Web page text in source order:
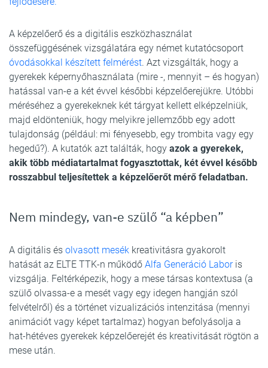
A képzelőerő és a digitális eszközhasználat
összefüggésének vizsgálatára egy német kutatócsoport
óvodásokkal készített felmérést. Azt vizsgálták, hogy a
gyerekek képernyőhasználata (mire -, mennyit – és hogyan)
hatással van-e a két évvel későbbi képzelőerejükre. Utóbbi
méréséhez a gyerekeknek két tárgyat kellett elképzelniük,
majd eldönteniük, hogy melyikre jellemzőbb egy adott
tulajdonság (például: mi fényesebb, egy trombita vagy egy
hegedű?). A kutatók azt találták, hogy azok a gyerekek,
akik több médiatartalmat fogyasztottak, két évvel később
rosszabbul teljesítettek a képzelőerőt mérő feladatban.
Nem mindegy, van-e szülő “a képben”
A digitális és olvasott mesék kreativitásra gyakorolt
hatását az ELTE TTK-n működő Alfa Generáció Laboris
vizsgálja. Feltérképezik, hogy a mese társas kontextusa (a
szülő olvassa-e a mesét vagy egy idegen hangján szól
felvételről) és a történet vizualizációs intenzitása (mennyi
animációt vagy képet tartalmaz) hogyan befolyásolja a
hat-hétéves gyerekek képzelőerejét és kreativitását rögtön a
mese után.